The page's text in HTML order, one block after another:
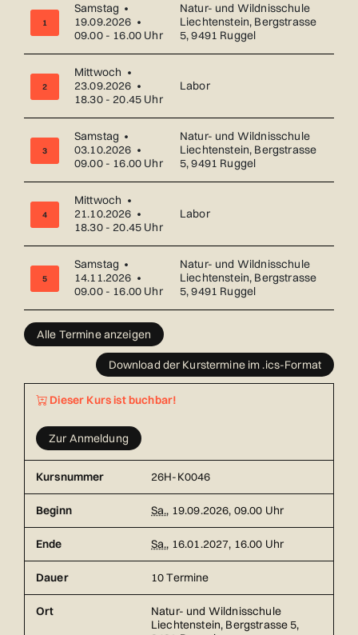
1
Samstag •
19.09.2026 •
09.00 - 16.00 Uhr
Natur- und Wildnisschule
Liechtenstein, Bergstrasse
5, 9491 Ruggel
2
Mittwoch •
23.09.2026 •
18.30 - 20.45 Uhr
Labor
3
Samstag •
03.10.2026 •
09.00 - 16.00 Uhr
Natur- und Wildnisschule
Liechtenstein, Bergstrasse
5, 9491 Ruggel
4
Mittwoch •
21.10.2026 •
18.30 - 20.45 Uhr
Labor
5
Samstag •
14.11.2026 •
09.00 - 16.00 Uhr
Natur- und Wildnisschule
Liechtenstein, Bergstrasse
5, 9491 Ruggel
Alle Termine anzeigen
Download der Kurstermine im .ics-Format
Dieser Kurs ist buchbar!
Zur Anmeldung
Kursnummer 26H-K0046
Beginn Sa., 19.09.2026, 09.00 Uhr
Ende Sa., 16.01.2027, 16.00 Uhr
Dauer 10 Termine
Ort
Natur- und Wildnisschule
Liechtenstein, Bergstrasse 5,